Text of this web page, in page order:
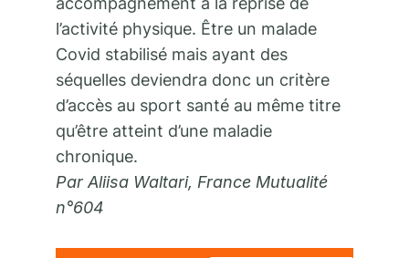
l’activité physique. Être un malade
Covid stabilisé mais ayant des
séquelles deviendra donc un critère
d’accès au sport santé au même titre
qu’être atteint d’une maladie
chronique.
Par Aliisa Waltari, France Mutualité
n°604